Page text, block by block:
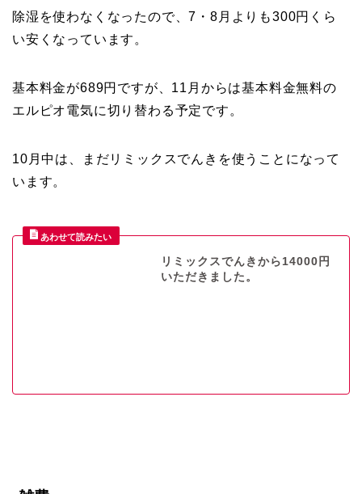
除湿を使わなくなったので、7・8月よりも300円くら
い安くなっています。
基本料金が689円ですが、11月からは基本料金無料の
エルピオ電気に切り替わる予定です。
10月中は、まだリミックスでんきを使うことになって
います。
リミックスでんきから14000円
いただきました。